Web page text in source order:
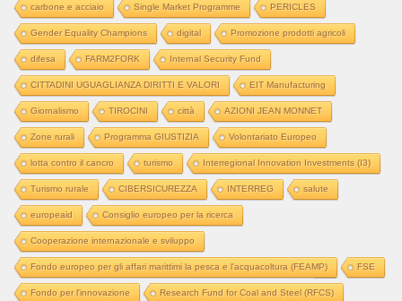
carbone e acciaio Single Market Programme PERICLES
Gender Equality Champions digital Promozione prodotti agricoli
difesa FARM2FORK Internal Security Fund
CITTADINI UGUAGLIANZA DIRITTI E VALORI EIT Manufacturing
Giornalismo TIROCINI città AZIONI JEAN MONNET
Zone rurali Programma GIUSTIZIA Volontariato Europeo
lotta contro il cancro turismo Interregional Innovation Investments (I3)
Turismo rurale CIBERSICUREZZA INTERREG salute
europeaid Consiglio europeo per la ricerca
Cooperazione internazionale e sviluppo
Fondo europeo per gli affari marittimi la pesca e l'acquacoltura (FEAMP) FSE
Fondo per l'innovazione Research Fund for Coal and Steel (RFCS)